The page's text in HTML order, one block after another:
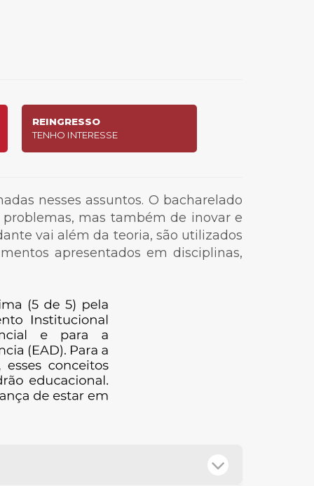
REINGRESSO
TENHO INTERESSE
nesses assuntos. O bacharelado
mas também de inovar e
vai além da teoria, são utilizados
apresentados em disciplinas,